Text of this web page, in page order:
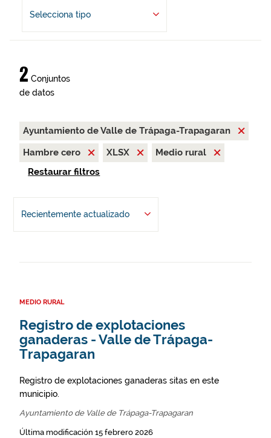
Selecciona tipo
2 Conjuntos
de datos
Ayuntamiento de Valle de Trápaga-Trapagaran
Hambre cero
XLSX
Medio rural
Restaurar filtros
Recientemente actualizado
MEDIO RURAL
Registro de explotaciones
ganaderas - Valle de Trápaga-
Trapagaran
Registro de explotaciones ganaderas sitas en este
municipio.
Ayuntamiento de Valle de Trápaga-Trapagaran
Última modificación 15 febrero 2026